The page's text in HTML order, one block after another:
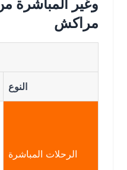
وغير المباشرة من
مراكش
الرحلات المباشرة